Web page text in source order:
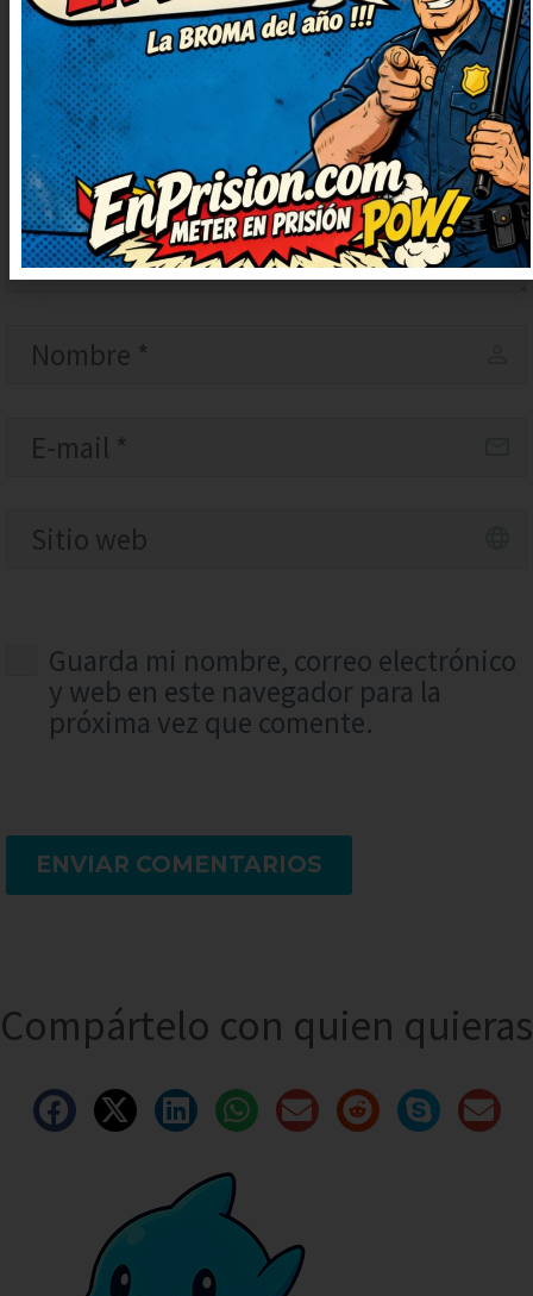
Guarda mi nombre, correo electrónico
y web en este navegador para la
próxima vez que comente.
ENVIAR COMENTARIOS
Compártelo con quien quieras